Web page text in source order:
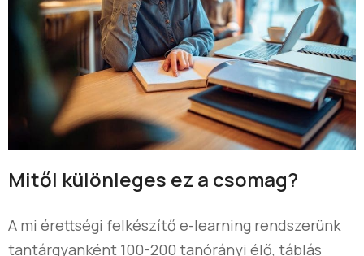
Mitől különleges ez a csomag?
A mi érettségi felkészítő e-learning rendszerünk
tantárgyanként 100-200 tanórányi élő, táblás